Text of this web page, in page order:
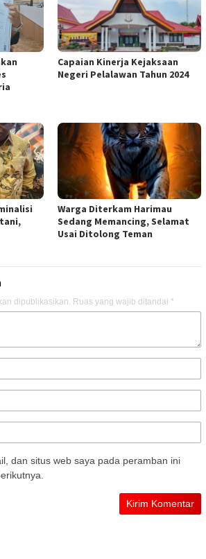
Capaian Kinerja Kejaksaan
Negeri Pelalawan Tahun 2024
Warga Diterkam Harimau
Sedang Memancing, Selamat
Usai Ditolong Teman
dipublikasikan. Ruas yang wajib ditandai *
dan situs web saya pada peramban ini